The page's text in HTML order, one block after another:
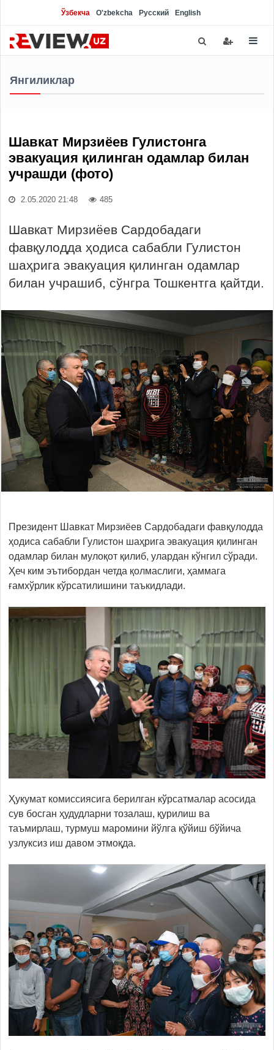
Ўзбекча O'zbekcha Русский English
Янгиликлар
Шавкат Мирзиёев Гулистонга
эвакуация қилинган одамлар билан
учрашди (фото)
2.05.2020 21:48 485
Шавкат Мирзиёев Сардобадаги
фавқулодда ҳодиса сабабли Гулистон
шаҳрига эвакуация қилинган одамлар
билан учрашиб, сўнгра Тошкентга қайтди.
Президент Шавкат Мирзиёев Сардобадаги фавқулодда
ҳодиса сабабли Гулистон шаҳрига эвакуация қилинган
одамлар билан мулоқот қилиб, улардан кўнгил сўради.
Ҳеч ким эътибордан четда қолмаслиги, ҳаммага
ғамхўрлик кўрсатилишини таъкидлади.
Ҳукумат комиссиясига берилган кўрсатмалар асосида
сув босган ҳудудларни тозалаш, қурилиш ва
таъмирлаш, турмуш маромини йўлга қўйиш бўйича
узлуксиз иш давом этмоқда.